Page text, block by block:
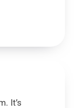
It’s